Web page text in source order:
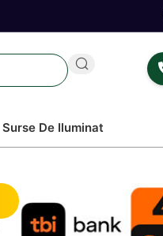
Surse De Iluminat